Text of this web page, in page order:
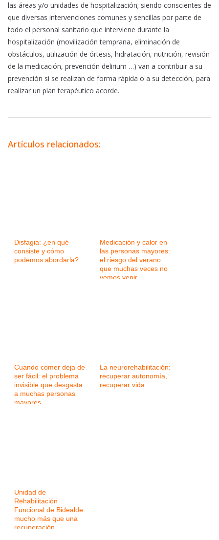
las áreas y/o unidades de hospitalización; siendo conscientes de
que diversas intervenciones comunes y sencillas por parte de
todo el personal sanitario que interviene durante la
hospitalización (movilización temprana, eliminación de
obstáculos, utilización de órtesis, hidratación, nutrición, revisión
de la medicación, prevención delirium …) van a contribuir a su
prevención si se realizan de forma rápida o a su detección, para
realizar un plan terapéutico acorde.
Artículos relacionados:
Disfagia: ¿en qué
consiste y cómo
podemos abordarla?
Medicación y calor en
las personas mayores:
el riesgo del verano
que muchas veces no
vemos venir
Cuando comer deja de
ser fácil: el problema
invisible que desgasta
a muchas personas
mayores
La neurorehabilitación:
recuperar autonomía,
recuperar vida
Unidad de
Rehabilitación
Funcional de Bidealde:
mucho más que una
recuperación